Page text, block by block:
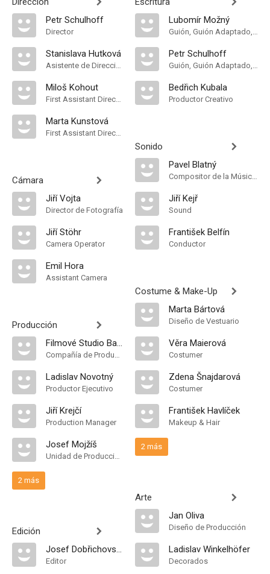
Petr Schulhoff
Director
Stanislava Hutková
Asistente de Dirección
Miloš Kohout
First Assistant Director
Marta Kunstová
First Assistant Director
Cámara
Jiří Vojta
Director de Fotografía
Jiří Stöhr
Camera Operator
Emil Hora
Assistant Camera
Producción
Filmové Studio Barrandov
Compañía de Produccion
Ladislav Novotný
Productor Ejecutivo
Jiří Krejčí
Production Manager
Josef Mojžíš
Unidad de Producción
2 más
Edición
Josef Dobřichovský
Editor
Lubomír Možný
Guión, Guión Adaptado, Historia
Petr Schulhoff
Guión, Guión Adaptado, Historia
Bedřich Kubala
Productor Creativo
Sonido
Pavel Blatný
Compositor de la Música Original
Jiří Kejř
Sound
František Belfín
Conductor
Costume & Make-Up
Marta Bártová
Diseño de Vestuario
Věra Maierová
Costumer
Zdena Šnajdarová
Costumer
František Havlíček
Makeup & Hair
2 más
Arte
Jan Oliva
Diseño de Producción
Ladislav Winkelhöfer
Decorados